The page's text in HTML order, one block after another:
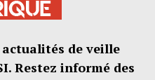
de veille
Restez informé des